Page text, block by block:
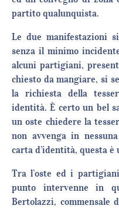
partito qualunquista.
Le due manifestazioni
senza il minimo
alcuni partigiani,
chiesto da mangiare, si
la richiesta della
identità. È certo un bel
un oste chiedere la
non avvenga in
carta d’identità, questa è
Tra l’oste ed i
punto intervenne in
Bertolazzi, commensale